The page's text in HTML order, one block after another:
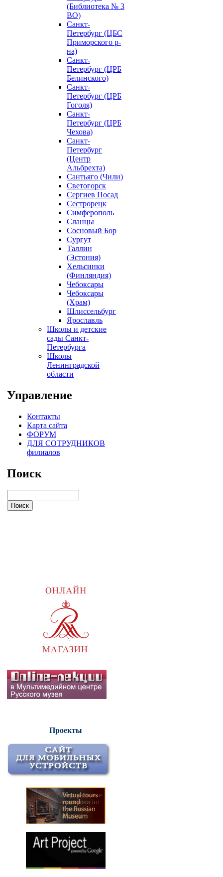
(Библиотека № 3
ВО)
Санкт-
Петербург (ЦБС
Приморского р-
на)
Санкт-
Петербург (ЦРБ
Белинского)
Санкт-
Петербург (ЦРБ
Гоголя)
Санкт-
Петербург (ЦРБ
Чехова)
Санкт-
Петербург
(Центр
Альбрехта)
Сантьяго (Чили)
Светогорск
Сергиев Посад
Сестрорецк
Симферополь
Сланцы
Сосновый Бор
Сургут
Таллин
(Эстония)
Хельсинки
(Финляндия)
Чебоксары
Чебоксары
(Храм)
Шлиссельбург
Ярославль
Школы и детские
сады Санкт-
Петербурга
Школы
Ленинградской
области
Управление
Контакты
Карта сайта
ФОРУМ
ДЛЯ СОТРУДНИКОВ
филиалов
Поиск
Проекты